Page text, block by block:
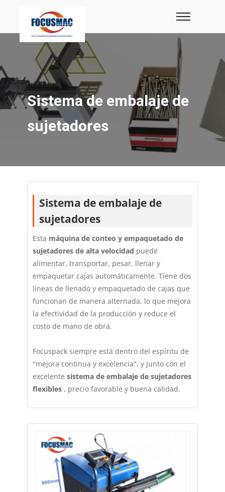
Sistema de embalaje de
sujetadores
Sistema de embalaje de
sujetadores
Esta máquina de conteo y empaquetado de
sujetadores de alta velocidad puede
alimentar, transportar, pesar, llenar y
empaquetar cajas automáticamente. Tiene dos
líneas de llenado y empaquetado de cajas que
funcionan de manera alternada, lo que mejora
la efectividad de la producción y reduce el
costo de mano de obra.
Focuspack siempre está dentro del espíritu de
"mejora continua y excelencia", y junto con el
excelente sistema de embalaje de sujetadores
flexibles , precio favorable y buena calidad.